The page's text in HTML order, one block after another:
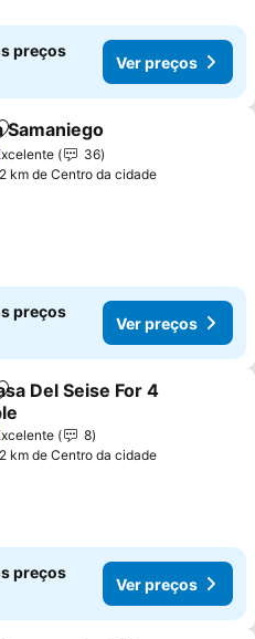
preços
Ver preços
aos favoritos
Samaniego
36
km de Centro da cidade
preços
Ver preços
aos favoritos
Del Seise For 4
8
km de Centro da cidade
preços
Ver preços